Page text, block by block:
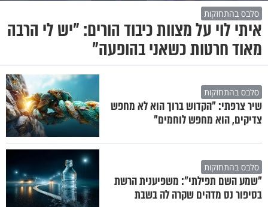
סלבס בהתחזקות
איתי לוי על מצוות כיבוד הורים: "יש לי הרבה
מאוד חרטות כשאני בהופעה"
סלבס בהתחזקות
שיר צרפתי: "הקדוש ברוך הוא לא מחפש
צדיקים, הוא מחפש לוחמים"
סלבס בהתחזקות
"שמע השם תפילתי": משפיענית הרשת
בסיפור נס מדהים שקרה לה בשבת